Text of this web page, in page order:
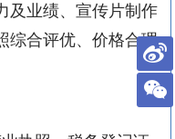
业绩、宣传片制作
综合评优、价格合理